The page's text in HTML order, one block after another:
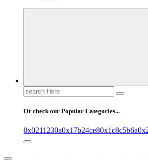
Search
for:
Or check our Popular Categories...
0x0211230a0x17b24ce80x1c8c5b6a